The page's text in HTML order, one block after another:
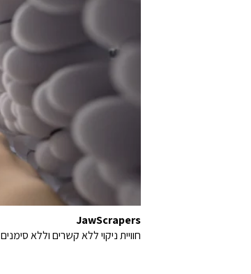
JawScrapers
חוויית ניקוי ללא קשרים וללא סימנים